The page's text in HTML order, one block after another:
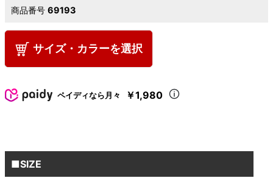
商品番号 69193
サイズ・カラーを選択
ペイディなら月々 ￥1,980
■SIZE